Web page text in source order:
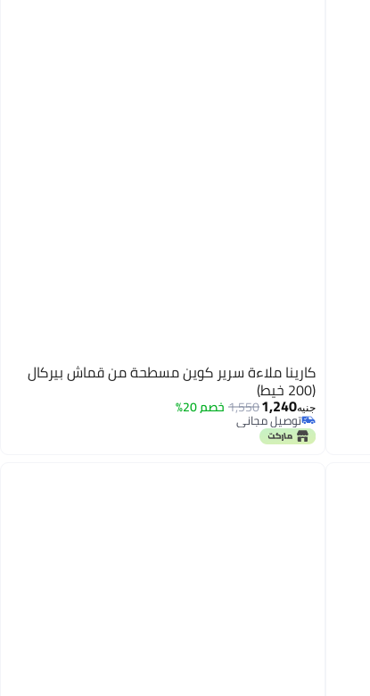
كارينا ملاءة سرير كوين مسطحة من قماش بيركال
(200 خيط)
جنيه1,240
1,550 خصم 20%
توصيل مجاني
توصيل مجاني